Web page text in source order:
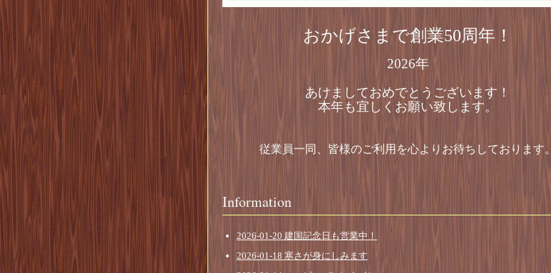
おかげさまで創業50周年！
2026年
あけましておめでとうございます！
本年も宜しくお願い致します。
従業員一同、皆様のご利用を心よりお待ちしております。
Information
2026-01-20 建国記念日も営業中！
2026-01-18 寒さが身にしみます